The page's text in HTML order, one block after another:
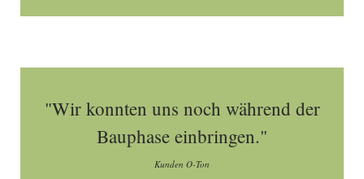
"Wir konnten uns noch während der
Bauphase einbringen."
Kunden O-Ton